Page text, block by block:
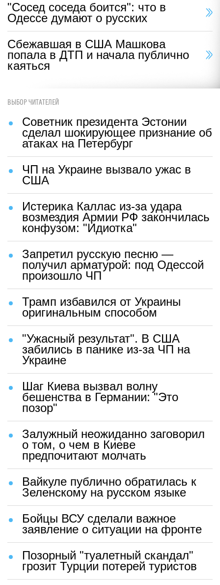
"Сосед соседа боится": что в
Одессе думают о русских
Сбежавшая в США Машкова
попала в ДТП и начала публично
каяться
ВЫБОР ЧИТАТЕЛЕЙ
Советник президента Эстонии
сделал шокирующее признание об
атаках на Петербург
ЧП на Украине вызвало ужас в
США
Истерика Каллас из-за удара
возмездия Армии РФ закончилась
конфузом: "Идиотка"
Запретил русскую песню —
получил арматурой: под Одессой
произошло ЧП
Трамп избавился от Украины
оригинальным способом
"Ужасный результат". В США
забились в панике из-за ЧП на
Украине
Шаг Киева вызвал волну
бешенства в Германии: "Это
позор"
Залужный неожиданно заговорил
о том, о чем в Киеве
предпочитают молчать
Вайкуле публично обратилась к
Зеленскому на русском языке
Бойцы ВСУ сделали важное
заявление о ситуации на фронте
Позорный "туалетный скандал"
грозит Турции потерей туристов